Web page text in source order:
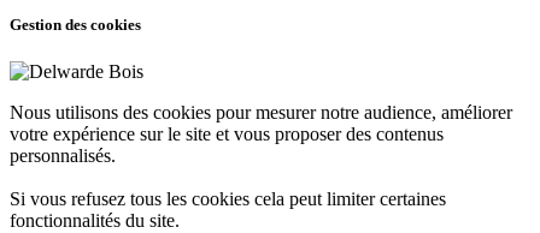
Gestion des cookies
Nous utilisons des cookies pour mesurer notre audience, améliorer
votre expérience sur le site et vous proposer des contenus
personnalisés.
Si vous refusez tous les cookies cela peut limiter certaines
fonctionnalités du site.